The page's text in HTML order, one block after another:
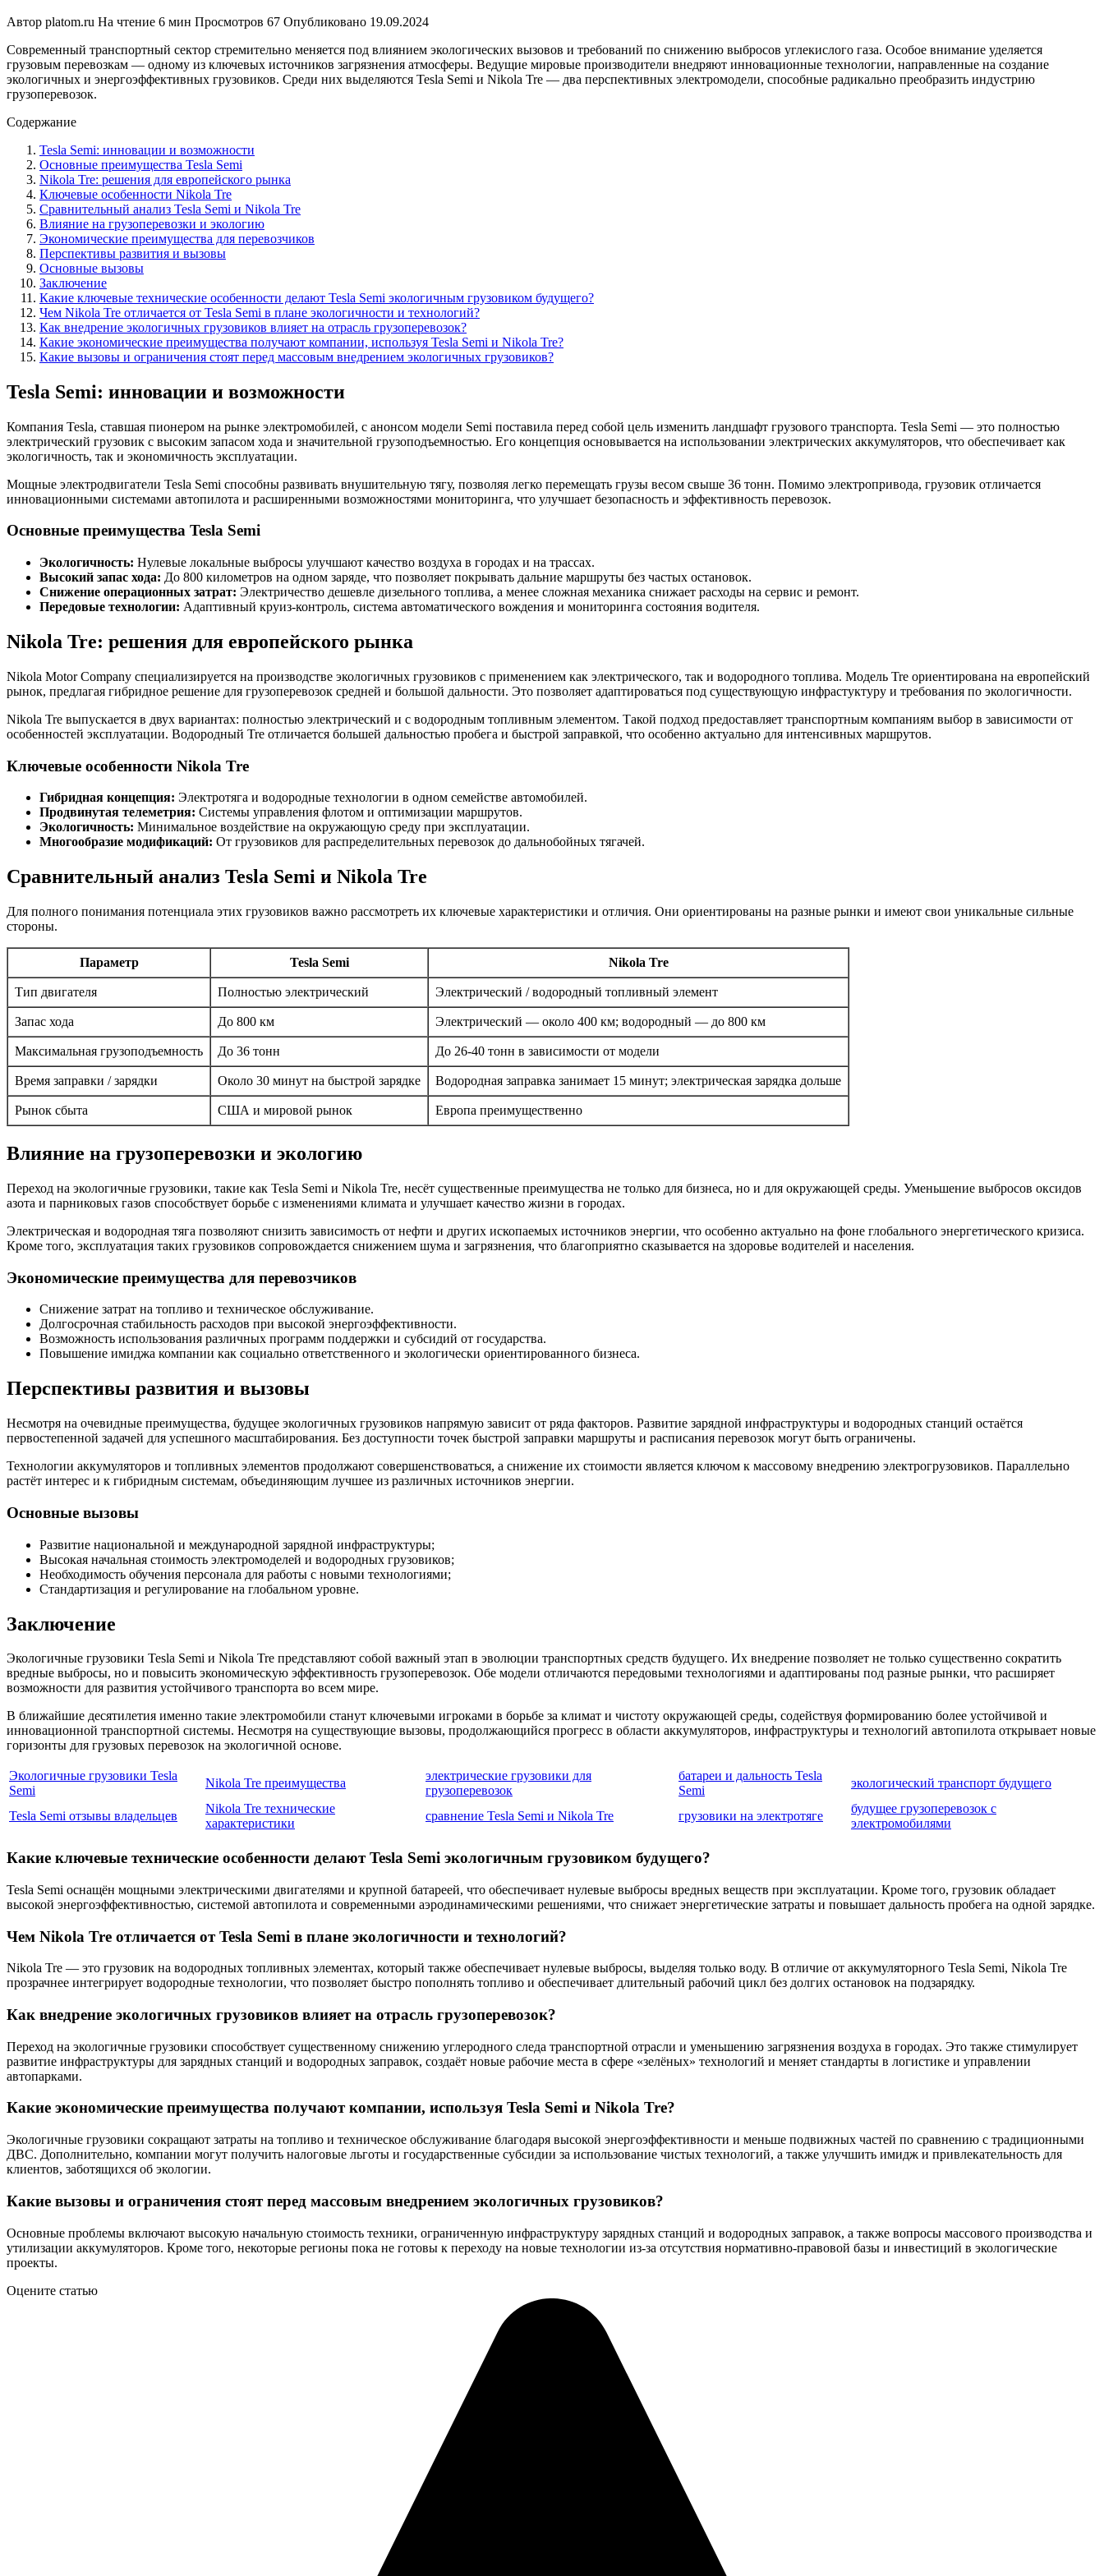
Автор platom.ru На чтение 6 мин Просмотров 67 Опубликовано 19.09.2024
Современный транспортный сектор стремительно меняется под влиянием экологических вызовов и требований по снижению выбросов углекислого газа. Особое внимание уделяется
грузовым перевозкам — одному из ключевых источников загрязнения атмосферы. Ведущие мировые производители внедряют инновационные технологии, направленные на создание
экологичных и энергоэффективных грузовиков. Среди них выделяются Tesla Semi и Nikola Tre — два перспективных электромодели, способные радикально преобразить индустрию
грузоперевозок.
Содержание
Tesla Semi: инновации и возможности
Основные преимущества Tesla Semi
Nikola Tre: решения для европейского рынка
Ключевые особенности Nikola Tre
Сравнительный анализ Tesla Semi и Nikola Tre
Влияние на грузоперевозки и экологию
Экономические преимущества для перевозчиков
Перспективы развития и вызовы
Основные вызовы
Заключение
Какие ключевые технические особенности делают Tesla Semi экологичным грузовиком будущего?
Чем Nikola Tre отличается от Tesla Semi в плане экологичности и технологий?
Как внедрение экологичных грузовиков влияет на отрасль грузоперевозок?
Какие экономические преимущества получают компании, используя Tesla Semi и Nikola Tre?
Какие вызовы и ограничения стоят перед массовым внедрением экологичных грузовиков?
Tesla Semi: инновации и возможности
Компания Tesla, ставшая пионером на рынке электромобилей, с анонсом модели Semi поставила перед собой цель изменить ландшафт грузового транспорта. Tesla Semi — это полностью
электрический грузовик с высоким запасом хода и значительной грузоподъемностью. Его концепция основывается на использовании электрических аккумуляторов, что обеспечивает как
экологичность, так и экономичность эксплуатации.
Мощные электродвигатели Tesla Semi способны развивать внушительную тягу, позволяя легко перемещать грузы весом свыше 36 тонн. Помимо электропривода, грузовик отличается
инновационными системами автопилота и расширенными возможностями мониторинга, что улучшает безопасность и эффективность перевозок.
Основные преимущества Tesla Semi
Экологичность: Нулевые локальные выбросы улучшают качество воздуха в городах и на трассах.
Высокий запас хода: До 800 километров на одном заряде, что позволяет покрывать дальние маршруты без частых остановок.
Снижение операционных затрат: Электричество дешевле дизельного топлива, а менее сложная механика снижает расходы на сервис и ремонт.
Передовые технологии: Адаптивный круиз-контроль, система автоматического вождения и мониторинга состояния водителя.
Nikola Tre: решения для европейского рынка
Nikola Motor Company специализируется на производстве экологичных грузовиков с применением как электрического, так и водородного топлива. Модель Tre ориентирована на европейский
рынок, предлагая гибридное решение для грузоперевозок средней и большой дальности. Это позволяет адаптироваться под существующую инфрастуктуру и требования по экологичности.
Nikola Tre выпускается в двух вариантах: полностью электрический и с водородным топливным элементом. Такой подход предоставляет транспортным компаниям выбор в зависимости от
особенностей эксплуатации. Водородный Tre отличается большей дальностью пробега и быстрой заправкой, что особенно актуально для интенсивных маршрутов.
Ключевые особенности Nikola Tre
Гибридная концепция: Электротяга и водородные технологии в одном семействе автомобилей.
Продвинутая телеметрия: Системы управления флотом и оптимизации маршрутов.
Экологичность: Минимальное воздействие на окружающую среду при эксплуатации.
Многообразие модификаций: От грузовиков для распределительных перевозок до дальнобойных тягачей.
Сравнительный анализ Tesla Semi и Nikola Tre
Для полного понимания потенциала этих грузовиков важно рассмотреть их ключевые характеристики и отличия. Они ориентированы на разные рынки и имеют свои уникальные сильные
стороны.
Параметр Tesla Semi Nikola Tre
Тип двигателя Полностью электрический Электрический / водородный топливный элемент
Запас хода До 800 км Электрический — около 400 км; водородный — до 800 км
Максимальная грузоподъемность До 36 тонн До 26-40 тонн в зависимости от модели
Время заправки / зарядки Около 30 минут на быстрой зарядке Водородная заправка занимает 15 минут; электрическая зарядка дольше
Рынок сбыта США и мировой рынок Европа преимущественно
Влияние на грузоперевозки и экологию
Переход на экологичные грузовики, такие как Tesla Semi и Nikola Tre, несёт существенные преимущества не только для бизнеса, но и для окружающей среды. Уменьшение выбросов оксидов
азота и парниковых газов способствует борьбе с изменениями климата и улучшает качество жизни в городах.
Электрическая и водородная тяга позволяют снизить зависимость от нефти и других ископаемых источников энергии, что особенно актуально на фоне глобального энергетического кризиса.
Кроме того, эксплуатация таких грузовиков сопровождается снижением шума и загрязнения, что благоприятно сказывается на здоровье водителей и населения.
Экономические преимущества для перевозчиков
Снижение затрат на топливо и техническое обслуживание.
Долгосрочная стабильность расходов при высокой энергоэффективности.
Возможность использования различных программ поддержки и субсидий от государства.
Повышение имиджа компании как социально ответственного и экологически ориентированного бизнеса.
Перспективы развития и вызовы
Несмотря на очевидные преимущества, будущее экологичных грузовиков напрямую зависит от ряда факторов. Развитие зарядной инфраструктуры и водородных станций остаётся
первостепенной задачей для успешного масштабирования. Без доступности точек быстрой заправки маршруты и расписания перевозок могут быть ограничены.
Технологии аккумуляторов и топливных элементов продолжают совершенствоваться, а снижение их стоимости является ключом к массовому внедрению электрогрузовиков. Параллельно
растёт интерес и к гибридным системам, объединяющим лучшее из различных источников энергии.
Основные вызовы
Развитие национальной и международной зарядной инфраструктуры;
Высокая начальная стоимость электромоделей и водородных грузовиков;
Необходимость обучения персонала для работы с новыми технологиями;
Стандартизация и регулирование на глобальном уровне.
Заключение
Экологичные грузовики Tesla Semi и Nikola Tre представляют собой важный этап в эволюции транспортных средств будущего. Их внедрение позволяет не только существенно сократить
вредные выбросы, но и повысить экономическую эффективность грузоперевозок. Обе модели отличаются передовыми технологиями и адаптированы под разные рынки, что расширяет
возможности для развития устойчивого транспорта во всем мире.
В ближайшие десятилетия именно такие электромобили станут ключевыми игроками в борьбе за климат и чистоту окружающей среды, содействуя формированию более устойчивой и
инновационной транспортной системы. Несмотря на существующие вызовы, продолжающийся прогресс в области аккумуляторов, инфраструктуры и технологий автопилота открывает новые
горизонты для грузовых перевозок на экологичной основе.
Экологичные грузовики Tesla
Semi
Nikola Tre преимущества
электрические грузовики для
грузоперевозок
батареи и дальность Tesla
Semi
экологический транспорт будущего
Tesla Semi отзывы владельцев
Nikola Tre технические
характеристики
сравнение Tesla Semi и Nikola Tre грузовики на электротяге
будущее грузоперевозок с
электромобилями
Какие ключевые технические особенности делают Tesla Semi экологичным грузовиком будущего?
Tesla Semi оснащён мощными электрическими двигателями и крупной батареей, что обеспечивает нулевые выбросы вредных веществ при эксплуатации. Кроме того, грузовик обладает
высокой энергоэффективностью, системой автопилота и современными аэродинамическими решениями, что снижает энергетические затраты и повышает дальность пробега на одной зарядке.
Чем Nikola Tre отличается от Tesla Semi в плане экологичности и технологий?
Nikola Tre — это грузовик на водородных топливных элементах, который также обеспечивает нулевые выбросы, выделяя только воду. В отличие от аккумуляторного Tesla Semi, Nikola Tre
прозрачнее интегрирует водородные технологии, что позволяет быстро пополнять топливо и обеспечивает длительный рабочий цикл без долгих остановок на подзарядку.
Как внедрение экологичных грузовиков влияет на отрасль грузоперевозок?
Переход на экологичные грузовики способствует существенному снижению углеродного следа транспортной отрасли и уменьшению загрязнения воздуха в городах. Это также стимулирует
развитие инфраструктуры для зарядных станций и водородных заправок, создаёт новые рабочие места в сфере «зелёных» технологий и меняет стандарты в логистике и управлении
автопарками.
Какие экономические преимущества получают компании, используя Tesla Semi и Nikola Tre?
Экологичные грузовики сокращают затраты на топливо и техническое обслуживание благодаря высокой энергоэффективности и меньше подвижных частей по сравнению с традиционными
ДВС. Дополнительно, компании могут получить налоговые льготы и государственные субсидии за использование чистых технологий, а также улучшить имидж и привлекательность для
клиентов, заботящихся об экологии.
Какие вызовы и ограничения стоят перед массовым внедрением экологичных грузовиков?
Основные проблемы включают высокую начальную стоимость техники, ограниченную инфраструктуру зарядных станций и водородных заправок, а также вопросы массового производства и
утилизации аккумуляторов. Кроме того, некоторые регионы пока не готовы к переходу на новые технологии из-за отсутствия нормативно-правовой базы и инвестиций в экологические
проекты.
Оцените статью